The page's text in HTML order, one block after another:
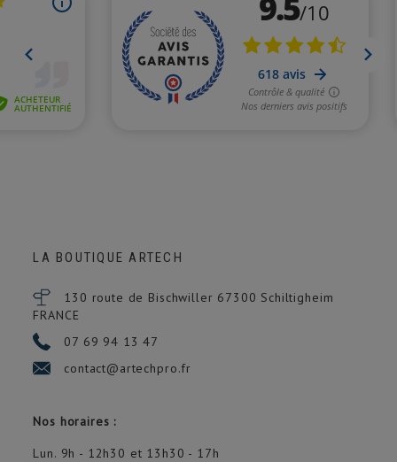
LA BOUTIQUE ARTECH
130 route de Bischwiller 67300 Schiltigheim
FRANCE
07 69 94 13 47
contact@artechpro.fr
Nos horaires :
Lun. 9h - 12h30 et 13h30 - 17h